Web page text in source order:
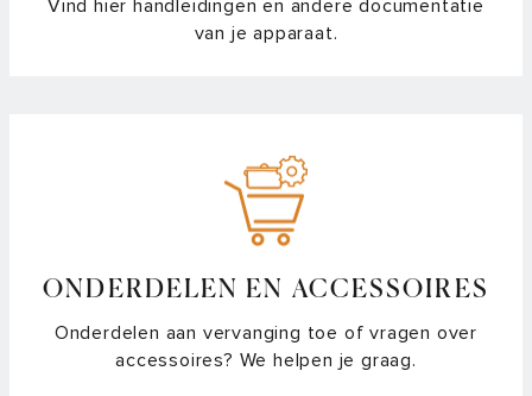
Vind hier handleidingen en andere documentatie
van je apparaat.
ONDERDELEN EN ACCESSOIRES
Onderdelen aan vervanging toe of vragen over
accessoires? We helpen je graag.